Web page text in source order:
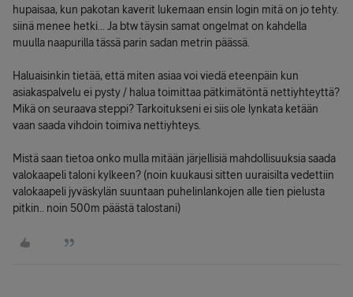
hupaisaa, kun pakotan kaverit lukemaan ensin login mitä on jo tehty.
siinä menee hetki... Ja btw täysin samat ongelmat on kahdella
muulla naapurilla tässä parin sadan metrin päässä.
Haluaisinkin tietää, että miten asiaa voi viedä eteenpäin kun
asiakaspalvelu ei pysty / halua toimittaa pätkimätöntä nettiyhteyttä?
Mikä on seuraava steppi? Tarkoitukseni ei siis ole lynkata ketään
vaan saada vihdoin toimiva nettiyhteys.
Mistä saan tietoa onko mulla mitään järjellisiä mahdollisuuksia saada
valokaapeli taloni kylkeen? (noin kuukausi sitten uuraisilta vedettiin
valokaapeli jyväskylän suuntaan puhelinlankojen alle tien pielusta
pitkin.. noin 500m päästä talostani)